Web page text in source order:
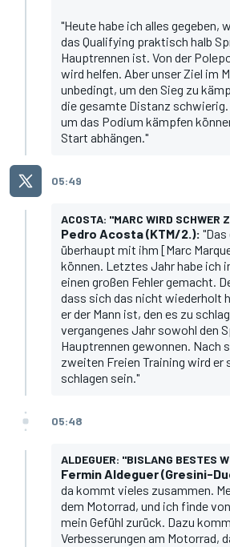
"Heute habe ich alles gegeben,
das Qualifying praktisch halb
Hauptrennen ist. Von der
wird helfen. Aber unser Ziel im
unbedingt, um den Sieg zu
die gesamte Distanz schwierig.
um das Podium kämpfen
Start abhängen."
05:49
ACOSTA: "MARC WIRD SCHWER
Pedro Acosta(KTM/2.):
überhaupt mit ihm [Marc
können. Letztes Jahr habe ich
einen großen Fehler gemacht.
dass sich das nicht wiederholt
er der Mann ist, den es zu
vergangenes Jahr sowohl den
Hauptrennen gewonnen. Nach
zweiten Freien Training wird er
schlagen sein."
05:48
ALDEGUER: "BISLANG BESTES
Fermin Aldeguer(Gresini-
da kommt vieles zusammen.
dem Motorrad, und ich finde
mein Gefühl zurück. Dazu
Verbesserungen am Motorrad,